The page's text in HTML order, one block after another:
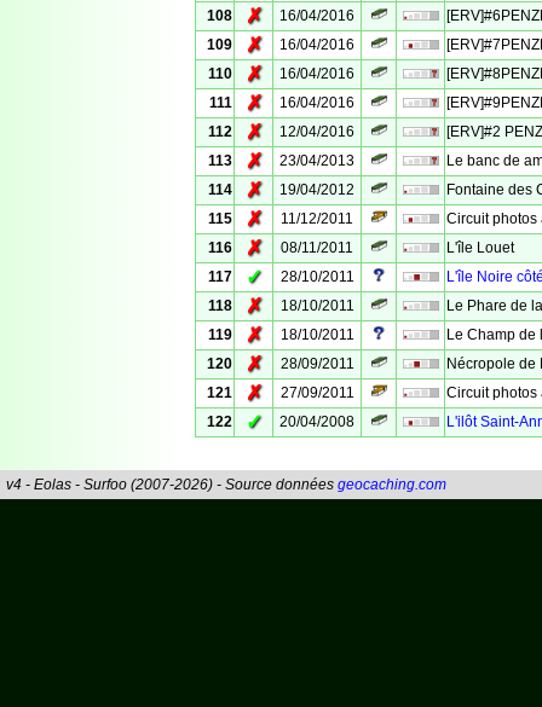
108
✗ 16/04/2016
109
✗ 16/04/2016
110
✗ 16/04/2016
111
✗ 16/04/2016
112
✗ 12/04/2016
[ERV]#2
113
✗ 23/04/2013
Le banc de
114
✗ 19/04/2012
Fontaine des
115
✗ 11/12/2011
Circuit photos
116
✗ 08/11/2011
L'île Louet
117
✓ 28/10/2011
L'île Noire
118
✗ 18/10/2011
Le Phare de
119
✗ 18/10/2011
Le Champ de
120
✗ 28/09/2011
Nécropole de
121
✗ 27/09/2011
Circuit photos
122
✓ 20/04/2008 L'ilôt Saint-
v4 - Eolas - Surfoo (2007-2026) - Source données geocaching.com